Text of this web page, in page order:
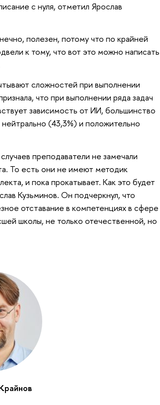
с нуля, отметил Ярослав
полезен, потому что по крайней
к тому, что вот это можно написать
сложностей при выполнении
что при выполнении ряда задач
зависимость от ИИ, большинство
(43,3%) и положительно
преподаватели не замечали
То есть они не имеют методик
и пока прокатывает. Как это будет
Кузьминов. Он подчеркнул, что
отставание в компетенциях в сфере
школы, не только отечественной, но